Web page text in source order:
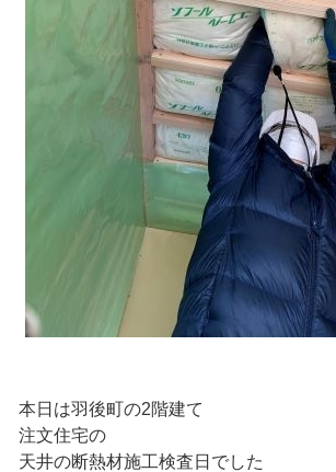
本日は羽後町の2階建て
注文住宅の
天井の断熱材施工検査日でした